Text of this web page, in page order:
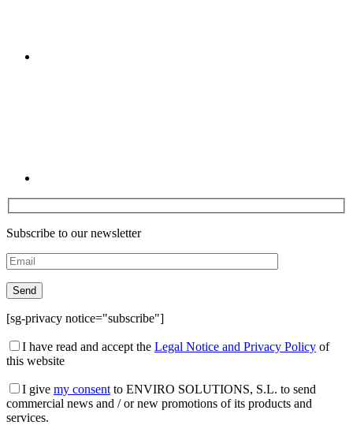
Subscribe to our newsletter
[sg-privacy notice="subscribe"]
I have read and accept the Legal Notice and Privacy Policy of
this website
I give my consent to ENVIRO SOLUTIONS, S.L. to send
commercial news and / or new promotions of its products and
services.